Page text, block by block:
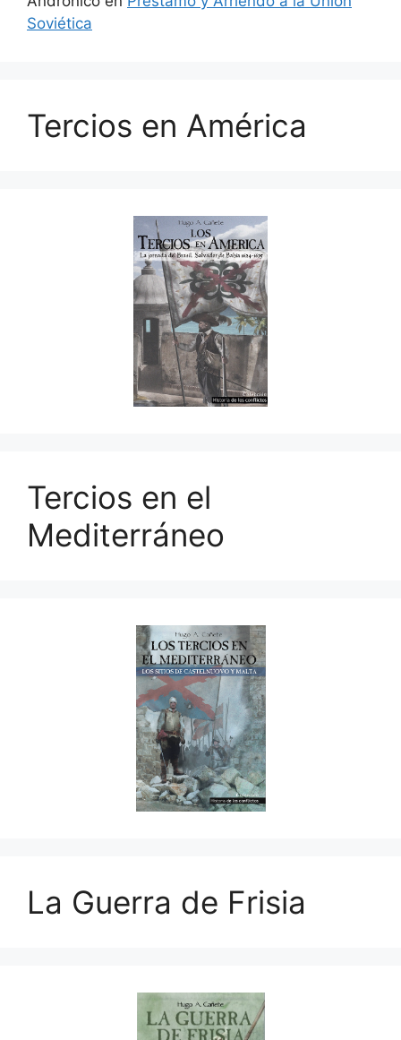
Soviética
Tercios en América
Tercios en el
Mediterráneo
La Guerra de Frisia